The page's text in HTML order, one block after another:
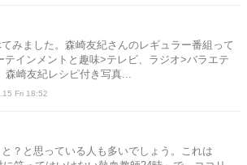
みました。森崎友紀さんのレギュラー番組って
テインメントと趣味>テレビ、ラジオ>バラエテ
崎友紀レシピ付き写真...
Fri 18:52
と？と思っている人も多いでしょう。これは